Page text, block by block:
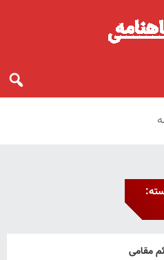
مقامی